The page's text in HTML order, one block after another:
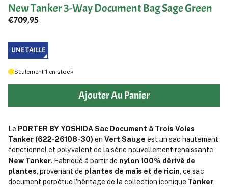
New Tanker 3-Way Document Bag Sage Green
€709,95
UNE TAILLE
Seulement 1 en stock
Ajouter Au Panier
Le PORTER BY YOSHIDA Sac Document à Trois Voies
Tanker (622-26108-30) en Vert Sauge est un sac hautement
fonctionnel et polyvalent de la série nouvellement renaissante
New Tanker. Fabriqué à partir de nylon 100% dérivé de
plantes , provenant de plantes de maïs et de ricin , ce sac
document perpétue l'héritage de la collection iconique Tanker